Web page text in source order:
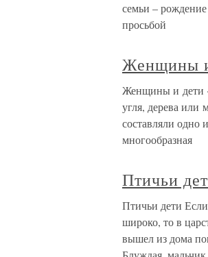
семьи –
просьбой
Женщины
Женщины и дети
угля, дерева
составляли одно
многообразная
Птичьи
Птичьи дети Если
широко, то в
вышел из дома